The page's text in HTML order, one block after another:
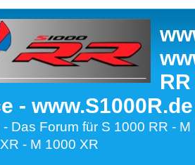
-
Das Forum für S 1000 RR -
- M 1000 XR